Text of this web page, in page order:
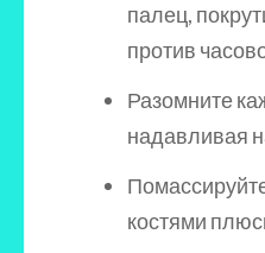
палец,
против
Разомните
надавливая
костями